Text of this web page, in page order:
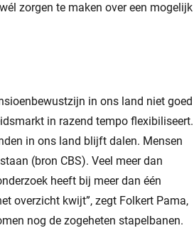
zorgen te maken over een mogelijk
in ons land niet goed
in razend tempo flexibiliseert.
in ons land blijft dalen. Mensen
(bron CBS). Veel meer dan
heeft bij meer dan één
overzicht kwijt”, zegt Folkert Pama,
nog de zogeheten stapelbanen.